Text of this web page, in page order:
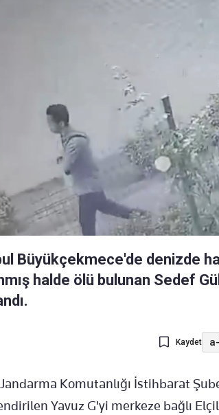
Büyükçekmece'de denizde
halde ölü bulunan Sedef
Kaydet a-
Komutanlığı İstihbarat
Yavuz G'yi merkeze bağlı